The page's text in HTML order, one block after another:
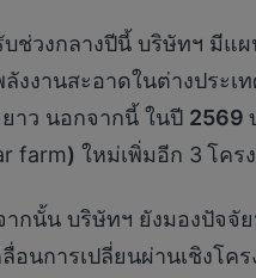
บช่วงกลางปีนี้ บริษัทฯ มีแ
งงานสะอาดในต่างประเ
ยาว นอกจากนี้ ในปี 2569
farm) ใหม่เพิ่มอีก 3 โคร
ากนั้น บริษัทฯ ยังมองปัจจั
อนการเปลี่ยนผ่านเชิงโค